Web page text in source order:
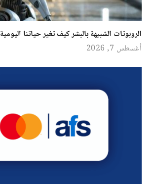
الروبوتات الشبيهة بالبشر كيف تغير حياتنا اليومية
أغسطس 7, 2026